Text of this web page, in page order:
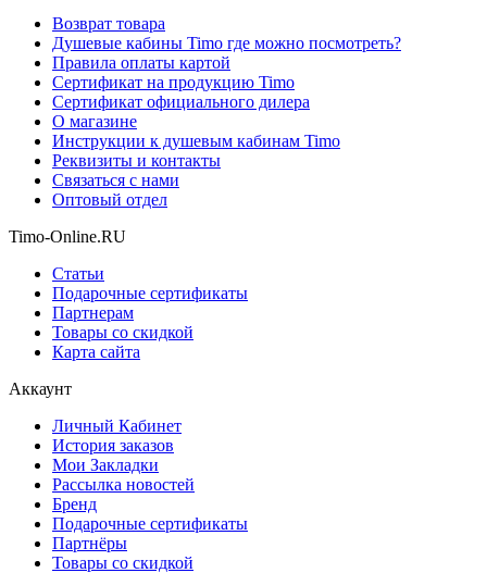
Возврат товара
Душевые кабины Timo где можно посмотреть?
Правила оплаты картой
Сертификат на продукцию Timo
Сертификат официального дилера
О магазине
Инструкции к душевым кабинам Timo
Реквизиты и контакты
Связаться с нами
Оптовый отдел
Timo-Online.RU
Статьи
Подарочные сертификаты
Партнерам
Товары со скидкой
Карта сайта
Аккаунт
Личный Кабинет
История заказов
Мои Закладки
Рассылка новостей
Бренд
Подарочные сертификаты
Партнёры
Товары со скидкой